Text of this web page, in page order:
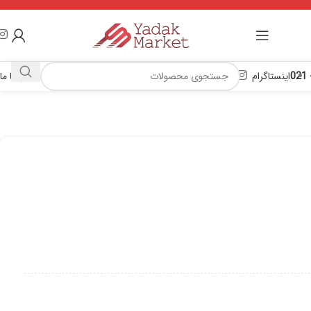
اینستاگرام تماس با ما